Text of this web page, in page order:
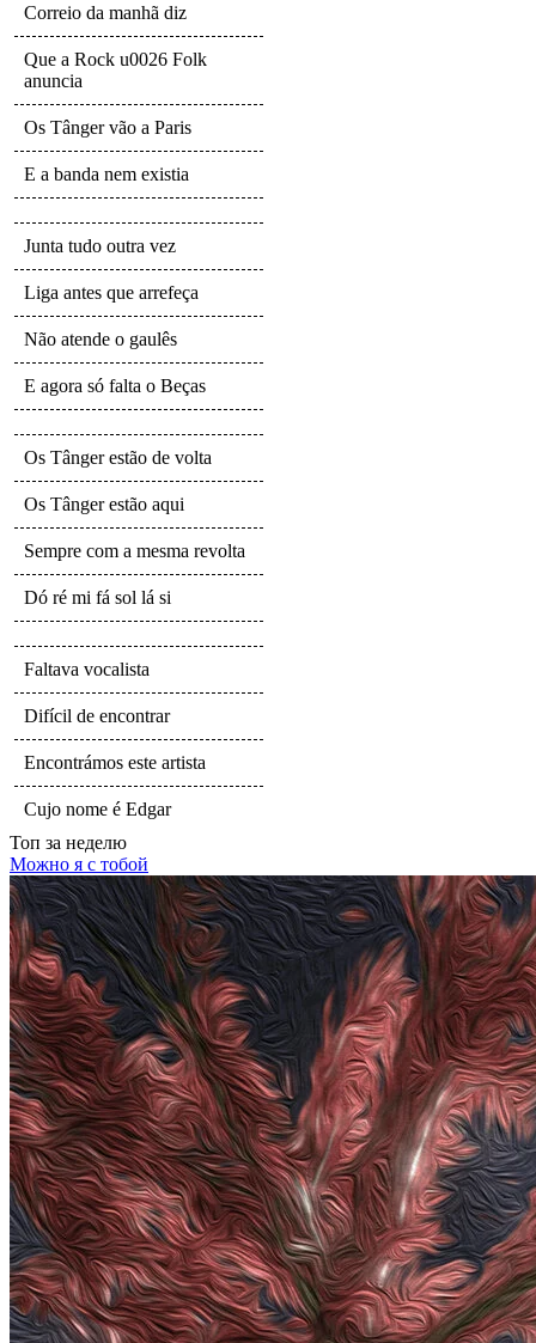
Correio da manhã diz
Que a Rock u0026 Folk
anuncia
Os Tânger vão a Paris
E a banda nem existia
Junta tudo outra vez
Liga antes que arrefeça
Não atende o gaulês
E agora só falta o Beças
Os Tânger estão de volta
Os Tânger estão aqui
Sempre com a mesma revolta
Dó ré mi fá sol lá si
Faltava vocalista
Difícil de encontrar
Encontrámos este artista
Cujo nome é Edgar
Топ за неделю
Можно я с тобой